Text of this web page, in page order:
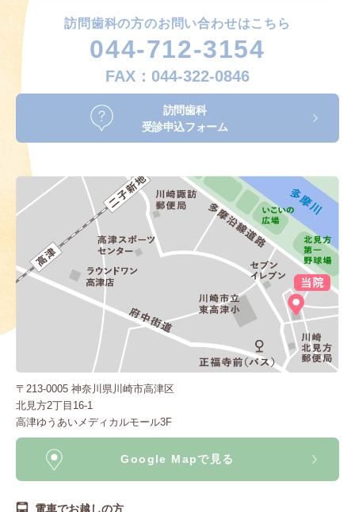
訪問歯科の方のお問い合わせはこちら
044-712-3154
FAX：044-322-0846
訪問歯科
受診申込フォーム
〒213-0005 神奈川県川崎市高津区
北見方2丁目16-1
高津ゆうあいメディカルモール3F
Google Mapで見る
電車でお越しの方